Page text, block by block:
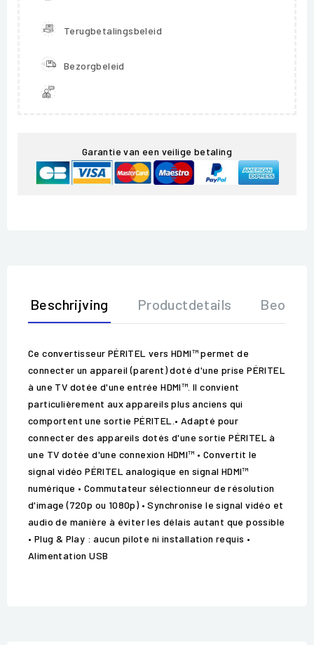
Terugbetalingsbeleid
Bezorgbeleid
Garantie van een veilige betaling
Beschrijving Productdetails
Ce convertisseur PÉRITEL vers HDMI™ permet de
connecter un appareil (parent) doté d'une prise PÉRITEL
à une TV dotée d'une entrée HDMI™. Il convient
particulièrement aux appareils plus anciens qui
comportent une sortie PÉRITEL.• Adapté pour
connecter des appareils dotés d'une sortie PÉRITEL à
une TV dotée d'une connexion HDMI™ • Convertit le
signal vidéo PÉRITEL analogique en signal HDMI™
numérique • Commutateur sélectionneur de résolution
d'image (720p ou 1080p) • Synchronise le signal vidéo et
audio de manière à éviter les délais autant que possible
• Plug & Play : aucun pilote ni installation requis •
Alimentation USB